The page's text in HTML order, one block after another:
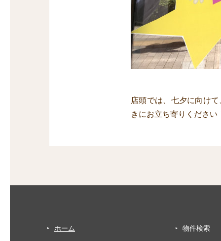
店頭では、七夕に向け
きにお立ち寄りくださ
ホーム 物件検索